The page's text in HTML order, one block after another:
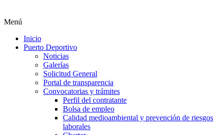
Menú
Inicio
Puerto Deportivo
Noticias
Galerías
Solicitud General
Portal de transparencia
Convocatorias y trámites
Perfil del contratante
Bolsa de empleo
Calidad medioambiental y prevención de riesgos
laborales